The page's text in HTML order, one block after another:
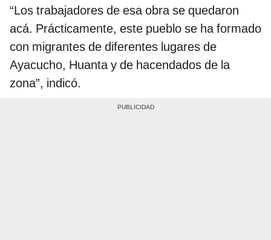
“Los trabajadores de esa obra se quedaron
acá. Prácticamente, este pueblo se ha formado
con migrantes de diferentes lugares de
Ayacucho, Huanta y de hacendados de la
zona”, indicó.